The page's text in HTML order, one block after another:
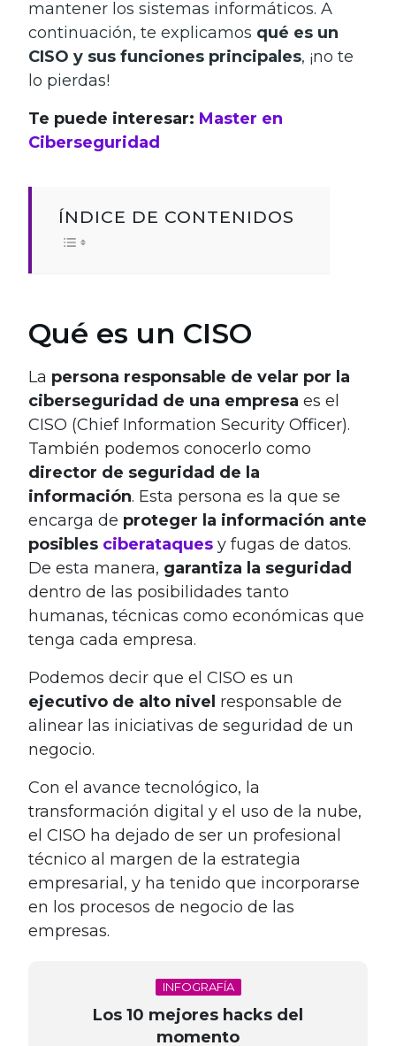
mantener los sistemas informáticos. A
continuación, te explicamos qué es un
CISO y sus funciones principales, ¡no te
lo pierdas!
Te puede interesar: Master en
Ciberseguridad
ÍNDICE DE CONTENIDOS
Qué es un CISO
La persona responsable de velar por la
ciberseguridad de una empresa es el
CISO (Chief Information Security Officer).
También podemos conocerlo como
director de seguridad de la
información. Esta persona es la que se
encarga de proteger la información ante
posibles ciberataques y fugas de datos.
De esta manera, garantiza la seguridad
dentro de las posibilidades tanto
humanas, técnicas como económicas que
tenga cada empresa.
Podemos decir que el CISO es un
ejecutivo de alto nivel responsable de
alinear las iniciativas de seguridad de un
negocio.
Con el avance tecnológico, la
transformación digital y el uso de la nube,
el CISO ha dejado de ser un profesional
técnico al margen de la estrategia
empresarial, y ha tenido que incorporarse
en los procesos de negocio de las
empresas.
INFOGRAFÍA
Los 10 mejores hacks del
momento